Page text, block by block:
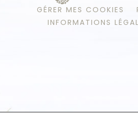
GÉRER MES COOKIES
INFORMATIONS